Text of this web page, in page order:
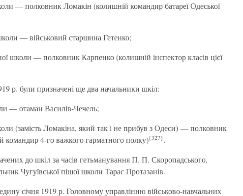
— полковник Ломакін (колишній командир батареї Одеської
— військовий старшина Гетенко;
школи — полковник Карпенко (колишній інспектор класів цієї
р. були призначені ще два начальники шкіл:
— отаман Василів-Чечель;
(замість Ломакіна, який так і не прибув з Одеси) — полковник
командир 4-го важкого гарматного полку){327}.
до шкіл за часів гетьманування П. П. Скоропадського,
Чугуївської пішої школи Тарас Протазанів.
січня 1919 р. Головному управлінню військово-навчальних